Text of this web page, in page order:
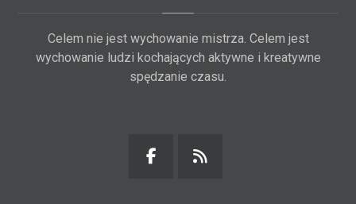
Celem nie jest wychowanie mistrza. Celem jest
wychowanie ludzi kochających aktywne i kreatywne
spędzanie czasu.